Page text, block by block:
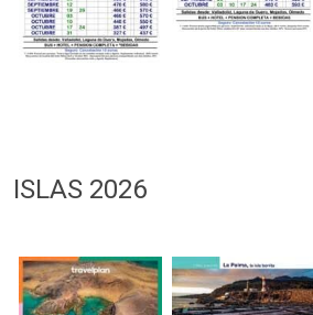
ISLAS 2026